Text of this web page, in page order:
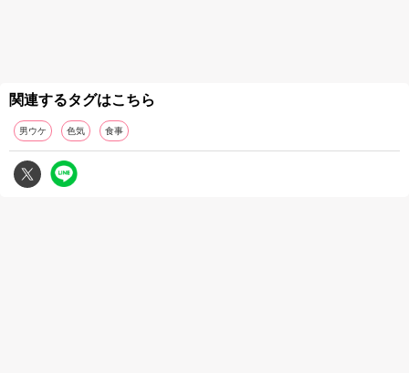
関連するタグはこちら
男ウケ 色気 食事